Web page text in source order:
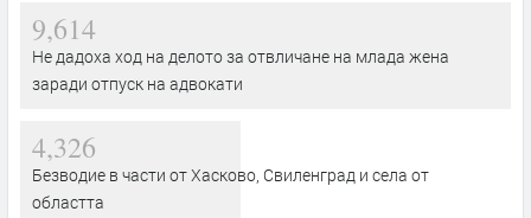
9,614
Не дадоха ход на делото за отвличане на млада жена
заради отпуск на адвокати
4,326
Безводие в части от Хасково, Свиленград и села от
областта